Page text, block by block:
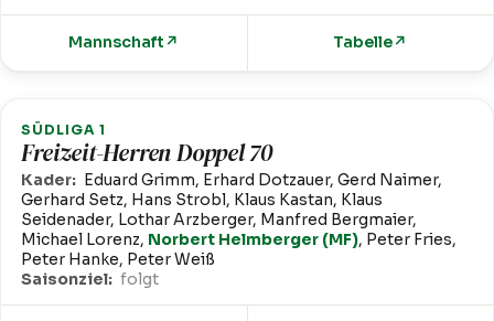
Mannschaft ↗ Tabelle↗
SÜDLIGA 1
Freizeit-Herren Doppel 70
Kader: Eduard Grimm, Erhard Dotzauer, Gerd Naimer,
Gerhard Setz, Hans Strobl, Klaus Kastan, Klaus
Seidenader, Lothar Arzberger, Manfred Bergmaier,
Michael Lorenz, Norbert Helmberger (MF), Peter Fries,
Peter Hanke, Peter Weiß
Saisonziel: folgt